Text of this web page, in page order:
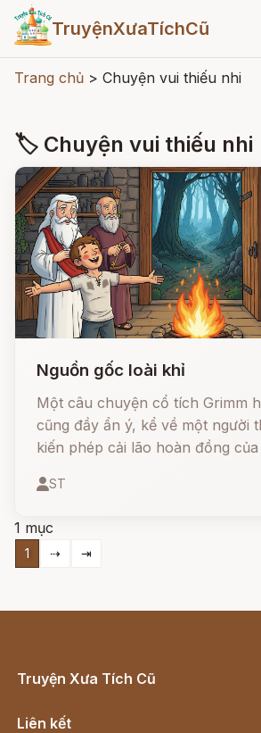
TruyệnXưaTíchCũ
Trang chủ > Chuyện vui thiếu nhi
🏷 Chuyện vui thiếu nhi
Nguồn gốc loài khỉ
Một câu chuyện cổ tích Grimm
cũng đầy ẩn ý, kể về một người
kiến phép cải lão hoàn đồng
bà dì già yếu, anh đã thử làm
ST
1 mục
1 ⇢ ⇥
Truyện Xưa Tích Cũ
Liên kết